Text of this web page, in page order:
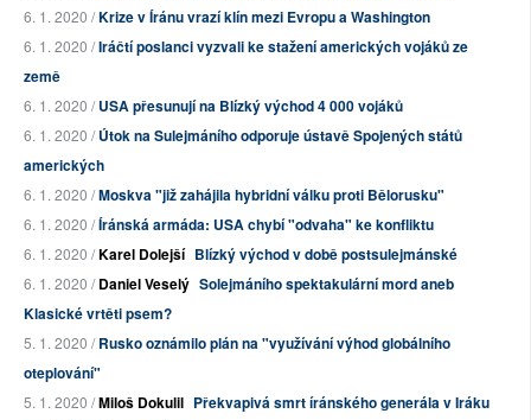
6. 1. 2020 /Krize v Íránu vrazí klín mezi Evropu a Washington
6. 1. 2020 /Iráčtí poslanci vyzvali ke stažení amerických vojáků ze
země
6. 1. 2020 /USA přesunují na Blízký východ 4 000 vojáků
6. 1. 2020 /Útok na Sulejmáního odporuje ústavě Spojených států
amerických
6. 1. 2020 /Moskva "již zahájila hybridní válku proti Bělorusku"
6. 1. 2020 /Íránská armáda: USA chybí "odvaha" ke konfliktu
6. 1. 2020 /Karel Dolejší Blízký východ v době postsulejmánské
6. 1. 2020 /Daniel Veselý Solejmáního spektakulární mord aneb
Klasické vrtěti psem?
5. 1. 2020 /Rusko oznámilo plán na "využívání výhod globálního
oteplování"
5. 1. 2020 /Miloš Dokulil Překvapivá smrt íránského generála v Iráku